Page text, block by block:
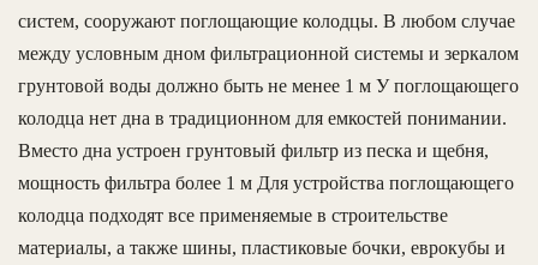
систем, сооружают поглощающие колодцы. В любом случае
между условным дном фильтрационной системы и зеркалом
грунтовой воды должно быть не менее 1 м У поглощающего
колодца нет дна в традиционном для емкостей понимании.
Вместо дна устроен грунтовый фильтр из песка и щебня,
мощность фильтра более 1 м Для устройства поглощающего
колодца подходят все применяемые в строительстве
материалы, а также шины, пластиковые бочки, еврокубы и